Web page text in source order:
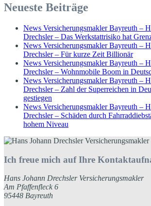
Neueste Beiträge
News Versicherungsmakler Bayreuth –
Drechsler – Das Werkstattrisiko hat
News Versicherungsmakler Bayreuth –
Drechsler – Für kurze Zeit Billionär
News Versicherungsmakler Bayreuth –
Drechsler – Wohnmobile Boom in
News Versicherungsmakler Bayreuth –
Drechsler – Zahl der Superreichen in
gestiegen
News Versicherungsmakler Bayreuth –
Drechsler – Schäden durch
hohem Niveau
Ich freue mich auf Ihre
Hans Johann Drechsler Versicherungsmakler
Am Pfaffenfleck 6
95448 Bayreuth